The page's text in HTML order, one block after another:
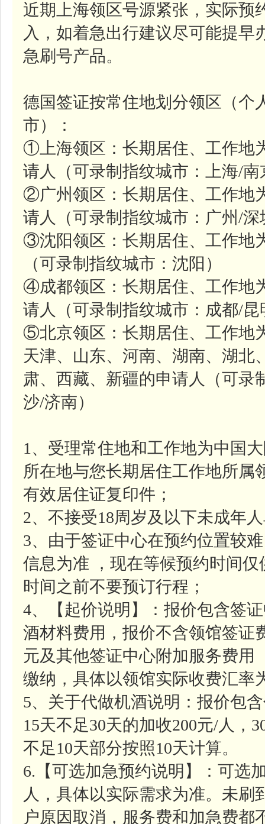
近期上海领区号源紧张，实际预
入，如着急出行建议尽可能提
急刷号产品。
德国签证按常住地划分领区（个
市）：
①上海领区：长期居住、工作地
请人（可录制指纹城市：上海/南
②广州领区：长期居住、工作地
请人（可录制指纹城市：广州/深
③沈阳领区：长期居住、工作地
（可录制指纹城市：沈阳）
④成都领区：长期居住、工作地
请人（可录制指纹城市：成都/昆
⑤北京领区：长期居住、工作地
天津、山东、河南、湖南、湖北
肃、西藏、新疆的申请人（可录
沙/济南）
1、受理常住地和工作地为中国
所在地与您长期居住工作地所属
有效居住证复印件；
2、不接受18周岁及以下未成年
3、由于签证中心在预约位置较
信息为准 ，现在等候预约时间
时间之前不要预订行程；
4、【起价说明】：报价包含签
酒材料费用，报价不含领馆签证
元及其他签证中心附加服务费用
缴纳，具体以领馆实际收费汇率
5、关于代做机酒说明：报价包
15天不足30天的加收200元/人，
不足10天部分按照10天计算。
6.【可选加急预约说明】：可选
人，具体以实际需求为准。未
户原因取消，服务费和加急费